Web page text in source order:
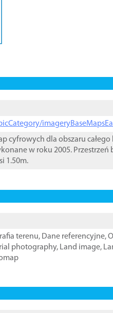
cyfrowych dla obszaru
w roku 2005. Przestrzeń
1.50m.
terenu, Dane referencyjne,
photography, Land image,